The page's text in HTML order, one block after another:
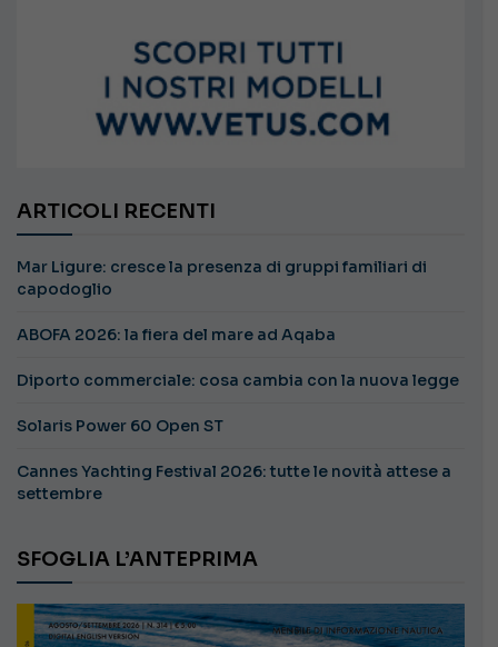
ARTICOLI RECENTI
Mar Ligure: cresce la presenza di gruppi familiari di
capodoglio
ABOFA 2026: la fiera del mare ad Aqaba
Diporto commerciale: cosa cambia con la nuova legge
Solaris Power 60 Open ST
Cannes Yachting Festival 2026: tutte le novità attese a
settembre
SFOGLIA L’ANTEPRIMA